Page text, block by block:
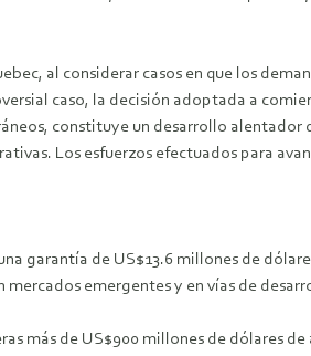
al considerar casos en que los
caso, la decisión adoptada a
constituye un desarrollo alentador
Los esfuerzos efectuados para
garantía de US$13.6 millones de
emergentes y en vías de
más de US$900 millones de dólares de